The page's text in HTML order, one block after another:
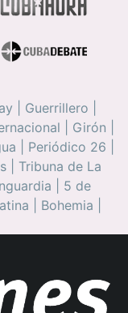
Guerrillero
Girón
Periódico 26
Tribuna de La
5 de
Bohemia